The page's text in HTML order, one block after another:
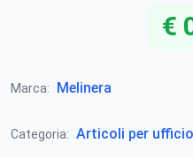
€
Marca: Melinera
Categoria: Articoli per